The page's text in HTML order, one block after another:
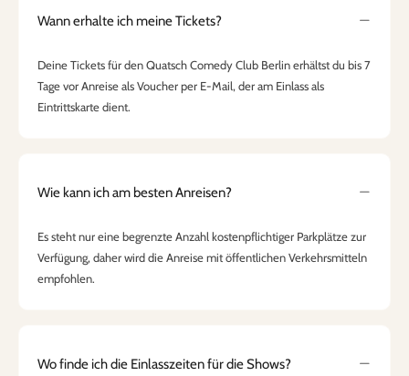
Wann erhalte ich meine Tickets?
Deine Tickets für den Quatsch Comedy Club Berlin erhältst du bis 7
Tage vor Anreise als Voucher per E-Mail, der am Einlass als
Eintrittskarte dient.
Wie kann ich am besten Anreisen?
Es steht nur eine begrenzte Anzahl kostenpflichtiger Parkplätze zur
Verfügung, daher wird die Anreise mit öffentlichen Verkehrsmitteln
empfohlen.
Wo finde ich die Einlasszeiten für die Shows?